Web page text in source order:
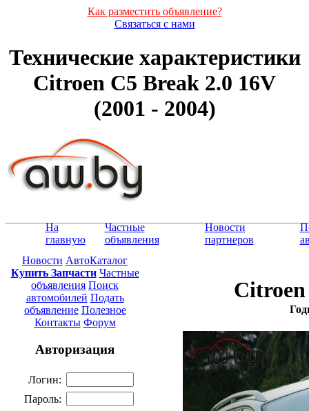
Как разместить объявление?
Связаться с нами
Технические характеристики
Citroen C5 Break 2.0 16V
(2001 - 2004)
На
главную
Частные
объявления
Новости
партнеров
Новости АвтоКаталог
Купить Запчасти Частные
объявления Поиск
автомобилей Подать
объявление Полезное
Контакты Форум
Авторизация
Логин:
Пароль:
Citroen